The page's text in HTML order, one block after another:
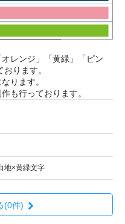
レンジ」「黄緑」「ピン
ります。
ります。
も行っております。
地×黄緑文字
(0件)